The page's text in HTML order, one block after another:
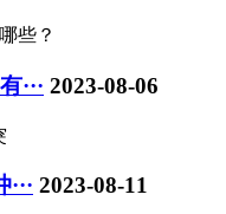
··· 2023-08-06
2023-08-11